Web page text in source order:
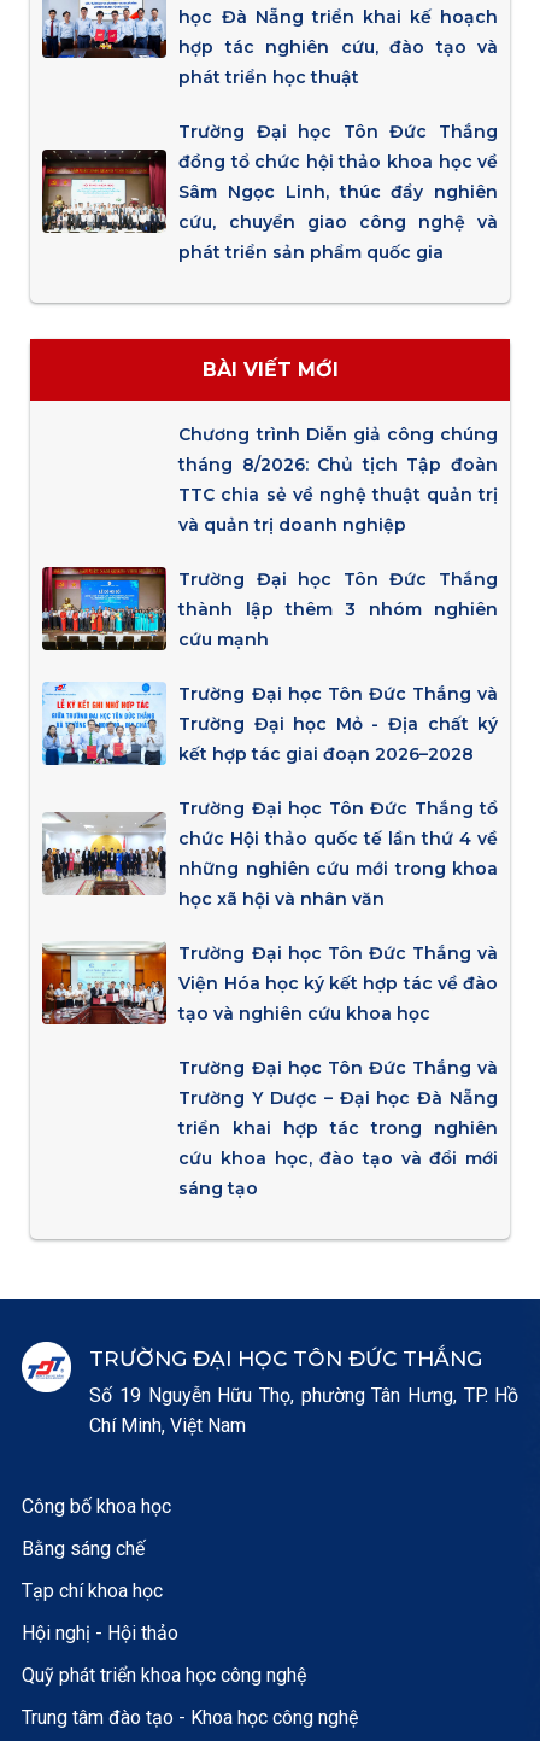
học Đà Nẵng triển khai kế hoạch
hợp tác nghiên cứu, đào tạo và
phát triển học thuật
Trường Đại học Tôn Đức Thắng
đồng tổ chức hội thảo khoa học về
Sâm Ngọc Linh, thúc đẩy nghiên
cứu, chuyển giao công nghệ và
phát triển sản phẩm quốc gia
BÀI VIẾT MỚI
Chương trình Diễn giả công chúng
tháng 8/2026: Chủ tịch Tập đoàn
TTC chia sẻ về nghệ thuật quản trị
và quản trị doanh nghiệp
Trường Đại học Tôn Đức Thắng
thành lập thêm 3 nhóm nghiên
cứu mạnh
Trường Đại học Tôn Đức Thắng và
Trường Đại học Mỏ - Địa chất ký
kết hợp tác giai đoạn 2026–2028
Trường Đại học Tôn Đức Thắng tổ
chức Hội thảo quốc tế lần thứ 4 về
những nghiên cứu mới trong khoa
học xã hội và nhân văn
Trường Đại học Tôn Đức Thắng và
Viện Hóa học ký kết hợp tác về đào
tạo và nghiên cứu khoa học
Trường Đại học Tôn Đức Thắng và
Trường Y Dược – Đại học Đà Nẵng
triển khai hợp tác trong nghiên
cứu khoa học, đào tạo và đổi mới
sáng tạo
TRƯỜNG ĐẠI HỌC TÔN ĐỨC THẮNG
Số 19 Nguyễn Hữu Thọ, phường Tân Hưng, TP. Hồ
Chí Minh, Việt Nam
Công bố khoa học
Bằng sáng chế
Tạp chí khoa học
Hội nghị - Hội thảo
Quỹ phát triển khoa học công nghệ
Trung tâm đào tạo - Khoa học công nghệ